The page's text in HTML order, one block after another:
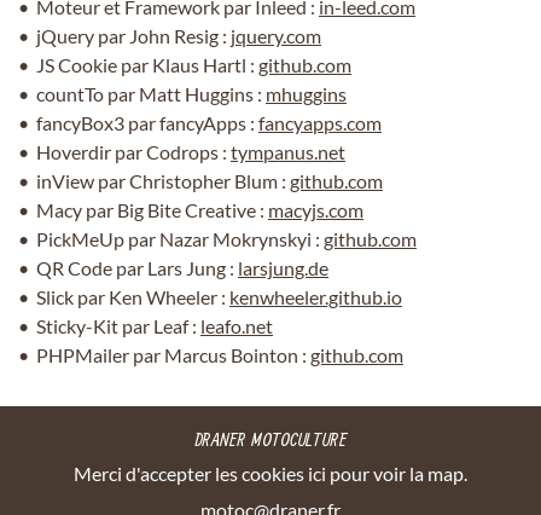
Moteur et Framework par Inleed : in-leed.com
jQuery par John Resig : jquery.com
JS Cookie par Klaus Hartl : github.com
countTo par Matt Huggins : mhuggins
fancyBox3 par fancyApps : fancyapps.com
Hoverdir par Codrops : tympanus.net
inView par Christopher Blum : github.com
Macy par Big Bite Creative : macyjs.com
PickMeUp par Nazar Mokrynskyi : github.com
QR Code par Lars Jung : larsjung.de
Slick par Ken Wheeler : kenwheeler.github.io
Sticky-Kit par Leaf : leafo.net
PHPMailer par Marcus Bointon : github.com
DRANER MOTOCULTURE
Merci d'accepter les cookies ici pour voir la map.